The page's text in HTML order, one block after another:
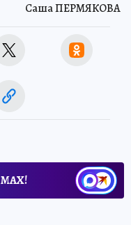
Саша ПЕРМЯКОВА